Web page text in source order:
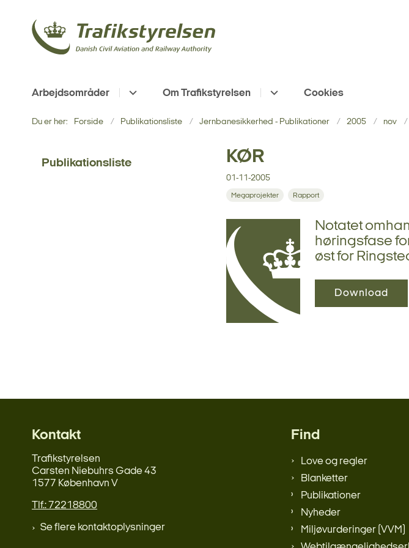
Arbejdsområder Om Trafikstyrelsen Cookies
Du er her: Forside Publikationsliste Jernbanesikkerhed - Publikationer 2005 nov
Publikationsliste KØR
01-11-2005
Megaprojekter Rapport
Notatet
høringsfase
øst for
Download
Kontakt
Trafikstyrelsen
Carsten Niebuhrs Gade 43
1577 København V
Tlf.: 72218800
Se flere kontaktoplysninger
Find
Love og regler
Blanketter
Publikationer
Nyheder
Miljøvurderinger (VVM)